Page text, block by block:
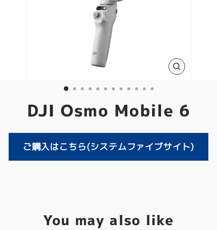
DJI Osmo Mobile 6
ご購入はこちら(システムファイブサイト)
You may also like